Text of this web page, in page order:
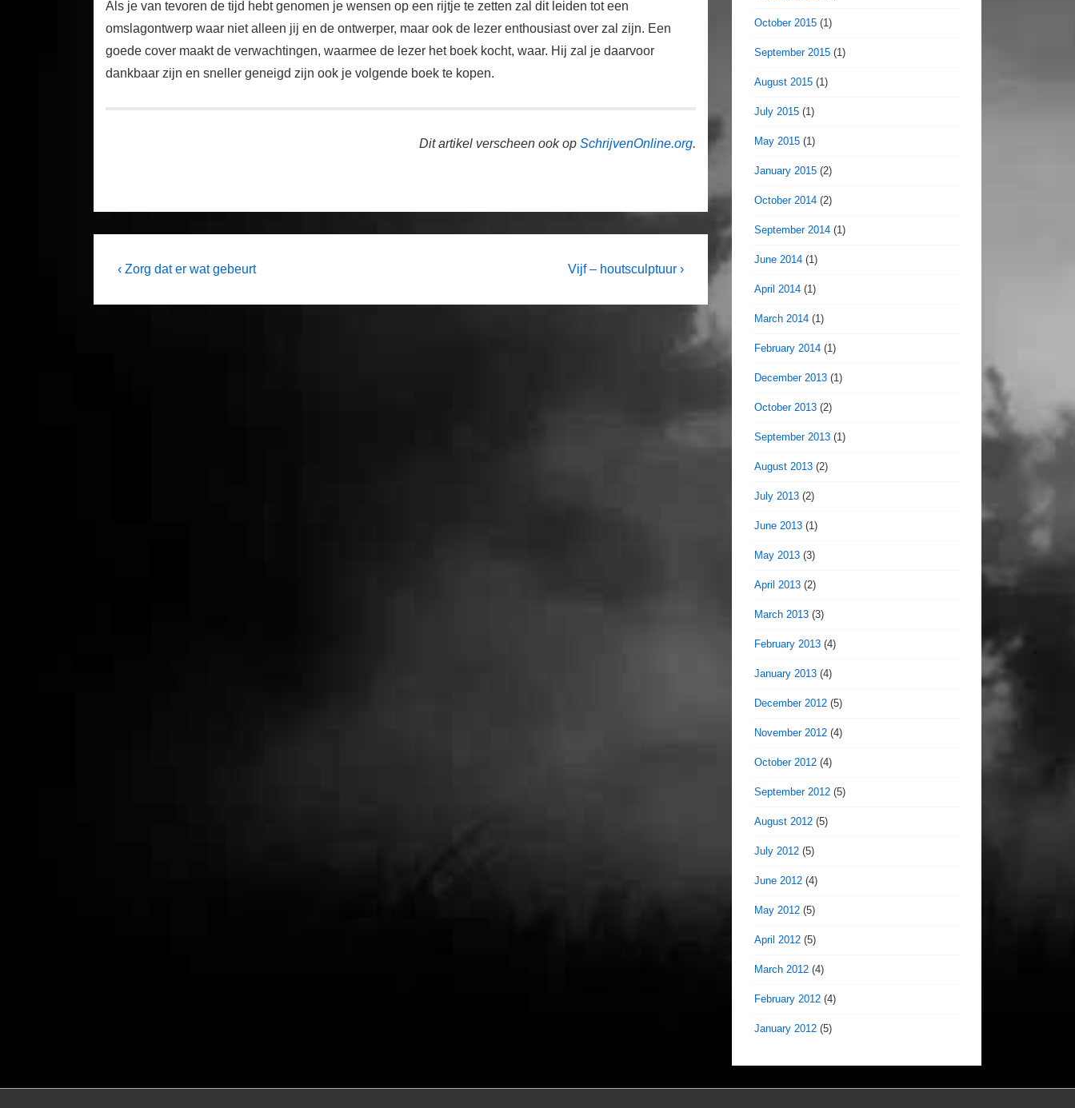
Als je van tevoren de tijd hebt genomen je wensen op een rijtje te zetten zal dit leiden tot een
omslagontwerp waar niet alleen jij en de ontwerper, maar ook de lezer enthousiast over zal zijn. Een
goede cover maakt de verwachtingen, waarmee de lezer het boek kocht, waar. Hij zal je daarvoor
dankbaar zijn en sneller geneigd zijn ook je volgende boek te kopen.
Dit artikel verscheen ook op SchrijvenOnline.org.
Post
Previous
‹ Zorg dat er wat gebeurt
Next
Vijf – houtsculptuur ›
October 2015 (1)
September 2015 (1)
August 2015 (1)
July 2015 (1)
May 2015 (1)
January 2015 (2)
October 2014 (2)
September 2014 (1)
June 2014 (1)
April 2014 (1)
March 2014 (1)
February 2014 (1)
December 2013 (1)
October 2013 (2)
September 2013 (1)
August 2013 (2)
July 2013 (2)
June 2013 (1)
May 2013 (3)
April 2013 (2)
March 2013 (3)
February 2013 (4)
January 2013 (4)
December 2012 (5)
November 2012 (4)
October 2012 (4)
September 2012 (5)
August 2012 (5)
July 2012 (5)
June 2012 (4)
May 2012 (5)
April 2012 (5)
March 2012 (4)
February 2012 (4)
January 2012 (5)